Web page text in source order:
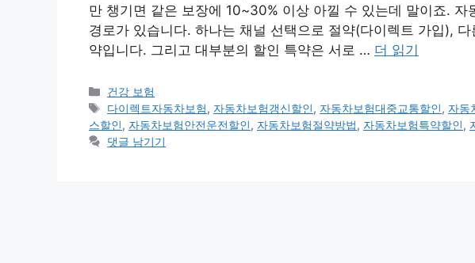
만 챙기면 같은 보장에 10~30% 이상 아낄 수 있는데 말이죠. 자
경로가 있습니다. 하나는 채널 선택으로 절약(다이렉트 가입),
약입니다. 그리고 대부분의 할인 특약은 서로 … 더 읽기
카
테
고
리
건강 보험
태
그
다이렉트자동차보험, 자동차보험갱신할인, 자동차보험대중교통할인, 자동
스할인, 자동차보험안전운전할인, 자동차보험절약방법, 자동차보험특약할인,
댓글 남기기